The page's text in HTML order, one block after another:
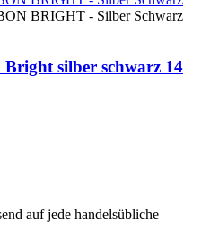
silber schwarz 14
auf jede handelsübliche